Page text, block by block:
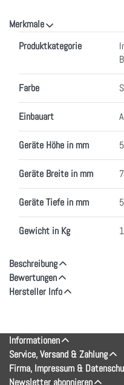
Merkmale
Produktkategorie
Farbe
Einbauart
Geräte Höhe in mm
Geräte Breite in mm
Geräte Tiefe in mm
Gewicht in Kg
Beschreibung
Bewertungen
Hersteller Info
Informationen
Service, Versand & Zahlung
Firma, Impressum &
Newsletter abonnieren